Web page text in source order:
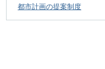
都市計画の提案制度